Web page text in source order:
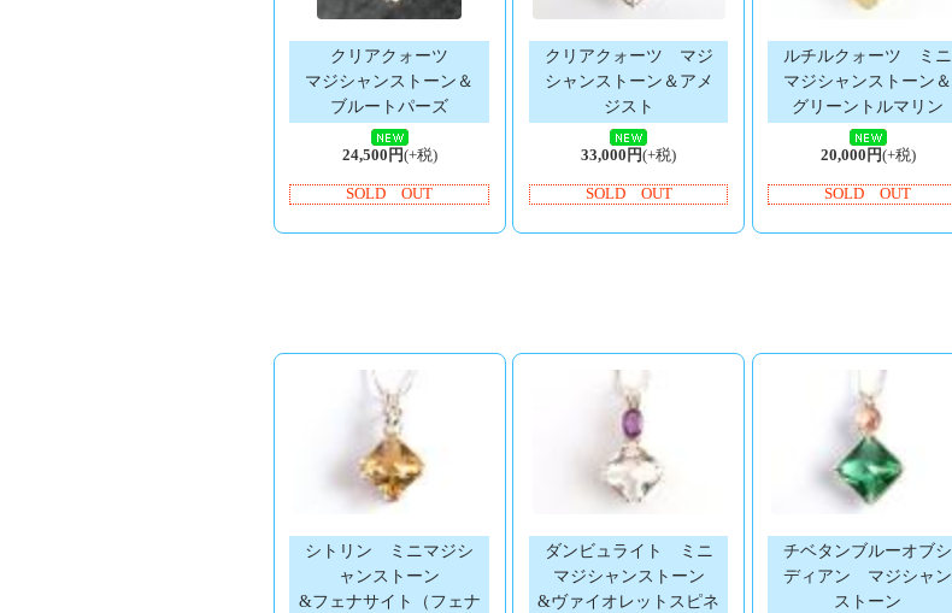
クリアクォーツ
マジシャンストーン＆
ブルートパーズ
24,500円(+税)
SOLD OUT
クリアクォーツ マジ
シャンストーン＆アメ
ジスト
33,000円(+税)
SOLD OUT
ルチルクォーツ ミニ
マジシャンストーン＆
グリーントルマリン
20,000円(+税)
SOLD OUT
シトリン ミニマジシ
ャンストーン
&フェナサイト（フェナ
ダンビュライト ミニ
マジシャンストーン
&ヴァイオレットスピネ
チベタンブルーオブシ
ディアン マジシャン
ストーン